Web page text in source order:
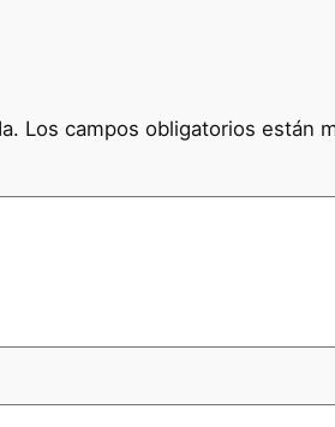
Los campos obligatorios están